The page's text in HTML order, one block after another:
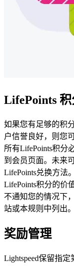
LifePoints
如果您有足够的积
户信誉良好，则您
所有LifePoints积分
到会员页面。未来
LifePoints兑换方法。
LifePoints积分的价
不通知您的情况下
站或本规则中列出。
奖励管理
Lightspeed保留指